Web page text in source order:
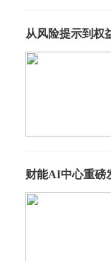
从风险提示到权
财能AI中心重磅